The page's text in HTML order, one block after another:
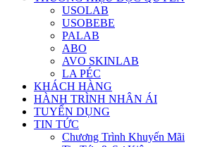
USOLAB
USOBEBE
PALAB
ABO
AVO SKINLAB
LA PÉC
KHÁCH HÀNG
HÀNH TRÌNH NHÂN ÁI
TUYỂN DỤNG
TIN TỨC
Chương Trình Khuyến Mãi